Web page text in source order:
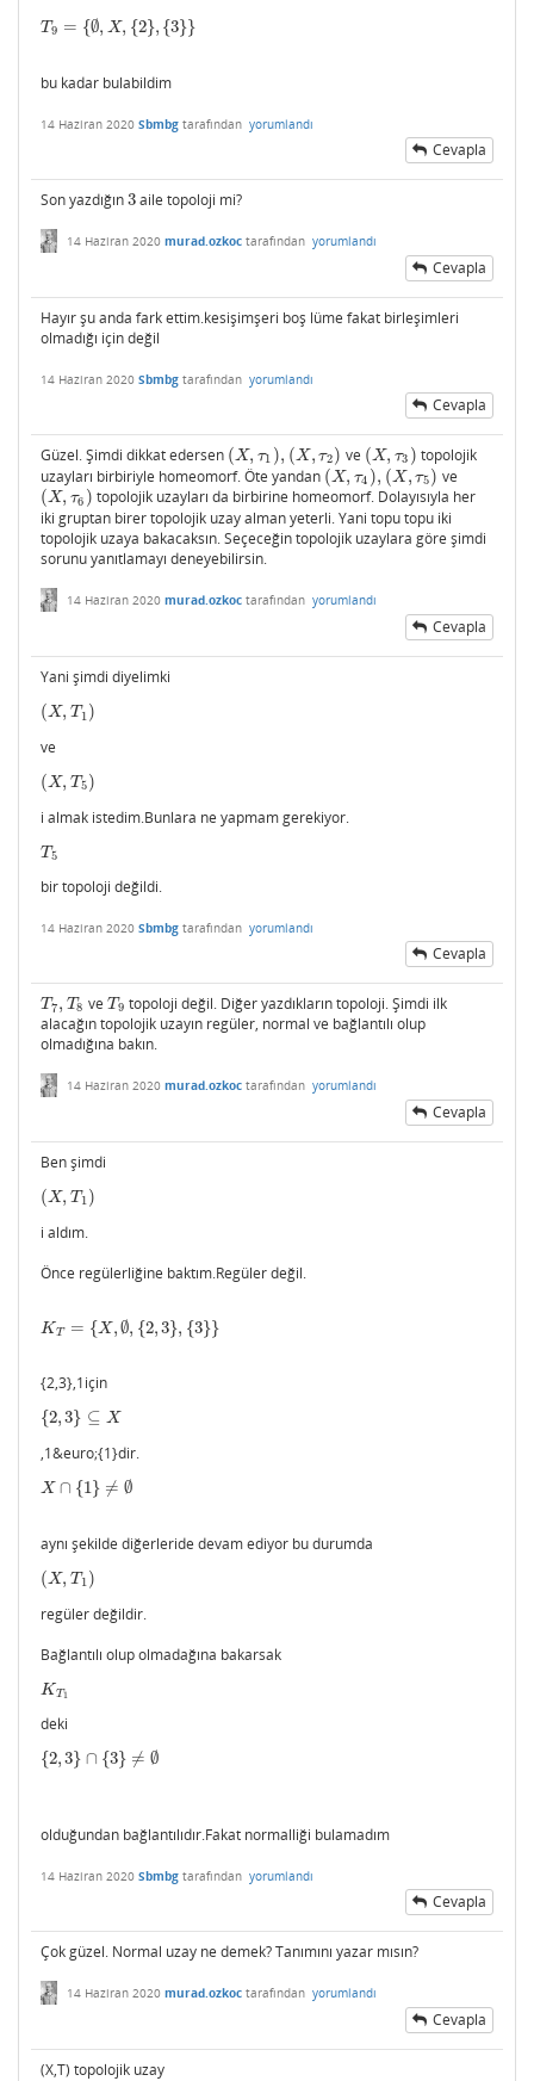
T9 = {∅, X, {2}, {3}}
T9 ={∅ ,X,{ 2},{3 }}
bu kadar bulabildim
14 Haziran 2020 Sbmbg tarafından yorumlandı
Cevapla
Son yazdığın3
3aile topoloji mi?
14 Haziran 2020 murad.ozkoc tarafından yorumlandı
Cevapla
Hayır şu anda fark ettim.kesişimşeri boş lüme fakat birleşimleri
olmadığı için değil
14 Haziran 2020 Sbmbg tarafından yorumlandı
Cevapla
Güzel. Şimdi dikkat edersen (X, τ1 ),
(X,τ1), (X, τ2)
(X,τ2) ve (X, τ3 )
(X,τ3)
topolojik
uzayları birbiriyle homeomorf. Öte yandan ( X, τ4 ),
(X,τ4), (X, τ5)
(X,τ5)
ve
(X, τ6 )
(X,τ6)
topolojik uzayları da birbirine homeomorf. Dolayısıyla her
iki gruptan birer topolojik uzay alman yeterli. Yani topu topu iki
topolojik uzaya bakacaksın. Seçeceğin topolojik uzaylara göre şimdi
sorunu yanıtlamayı deneyebilirsin.
14 Haziran 2020 murad.ozkoc tarafından yorumlandı
Cevapla
Yani şimdi diyelimki
(X, T 1 )
(X, T1)
ve
(X, T5 )
(X, T5)
i almak istedim.Bunlara ne yapmam gerekiyor.
T5
T5
bir topoloji değildi.
14 Haziran 2020 Sbmbg tarafından yorumlandı
Cevapla
T7, T8
T7,T8 veT9
T9 topoloji değil. Diğer yazdıkların topoloji. Şimdi ilk
alacağın topolojik uzayın regüler, normal ve bağlantılı olup
olmadığına bakın.
14 Haziran 2020 murad.ozkoc tarafından yorumlandı
Cevapla
Ben şimdi
(X, T 1 )
(X, T1)
i aldım.
Önce regülerliğine baktım.Regüler değil.
KT = {X,∅, {2,3}, {3}}
KT ={X,∅,{ 2,3},{3} }
{2,3},1için
{2, 3} ⊆ X
{2,3} ⊆X
,1&euro;{1}dir.
X ∩ {1} ≠ ∅
X∩ {1}≠ ∅
aynı şekilde diğerleride devam ediyor bu durumda
(X, T1 )
(X, T1)
regüler değildir.
Bağlantılı olup olmadağına bakarsak
KT1
KT1
deki
{2, 3} ∩ {3} ≠ ∅
{2,3 }∩ {3}≠ ∅
olduğundan bağlantılıdır.Fakat normalliği bulamadım
14 Haziran 2020 Sbmbg tarafından yorumlandı
Cevapla
Çok güzel. Normal uzay ne demek? Tanımını yazar mısın?
14 Haziran 2020 murad.ozkoc tarafından yorumlandı
Cevapla
(X,T) topolojik uzay